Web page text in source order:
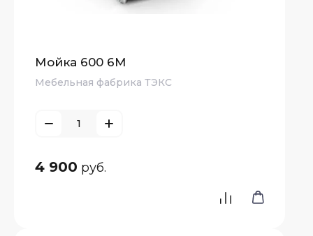
Мойка 600 6М
Мебельная фабрика ТЭКС
4 900 руб.